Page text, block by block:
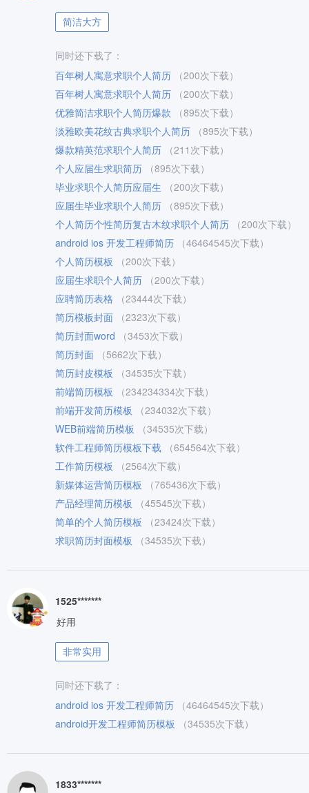
简洁大方
同时还下载了：
百年树人寓意求职个人简历
（200次下载）
百年树人寓意求职个人简历
（200次下载）
优雅简洁求职个人简历爆款
（895次下载）
淡雅欧美花纹古典求职个人简历
（895次下载）
爆款精英范求职个人简历
（211次下载）
个人应届生求职简历
（895次下载）
毕业求职个人简历应届生
（200次下载）
应届生毕业求职个人简历
（895次下载）
个人简历个性简历复古木纹求职个人简历
（200次下载）
android ios 开发工程师简历
（46464545次下载）
个人简历模板
（200次下载）
应届生求职个人简历
（200次下载）
应聘简历表格
（23444次下载）
简历模板封面
（2323次下载）
简历封面word
（3453次下载）
简历封面
（5662次下载）
简历封皮模板
（34535次下载）
前端简历模板
（234234334次下载）
前端开发简历模板
（234032次下载）
WEB前端简历模板
（34535次下载）
软件工程师简历模板下载
（654564次下载）
工作简历模板
（2564次下载）
新媒体运营简历模板
（765436次下载）
产品经理简历模板
（45545次下载）
简单的个人简历模板
（23424次下载）
求职简历封面模板
（34535次下载）
1525*******
好用
非常实用
同时还下载了：
android ios 开发工程师简历
（46464545次下载）
android开发工程师简历模板
（34535次下载）
1833*******